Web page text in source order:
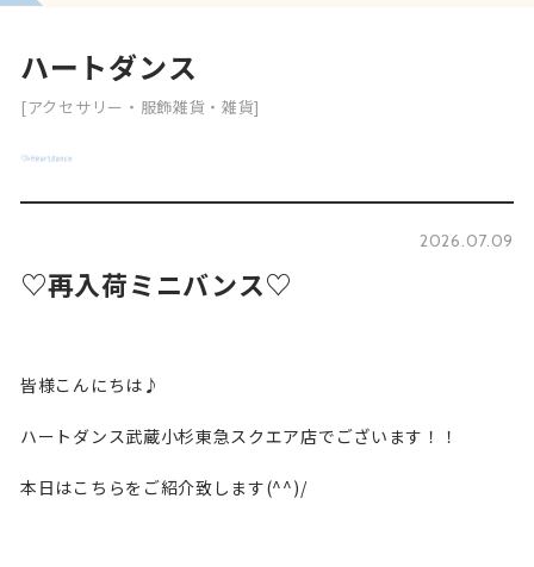
ハートダンス
[アクセサリー・服飾雑貨・雑貨]
2026.07.09
♡再入荷ミニバンス♡
皆様こんにちは♪
ハートダンス武蔵小杉東急スクエア店でございます！！
本日はこちらをご紹介致します(^^)/